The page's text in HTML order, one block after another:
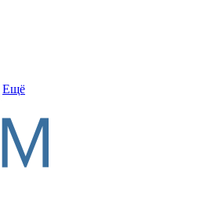
Ещё